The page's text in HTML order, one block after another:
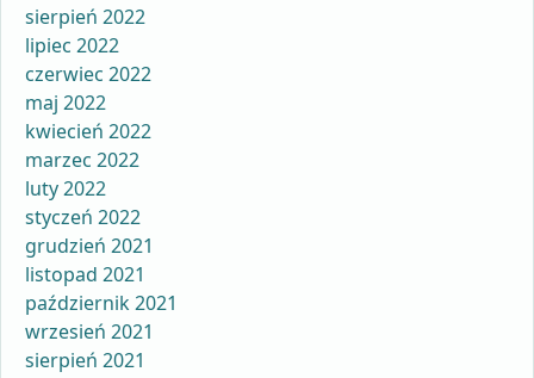
sierpień 2022
lipiec 2022
czerwiec 2022
maj 2022
kwiecień 2022
marzec 2022
luty 2022
styczeń 2022
grudzień 2021
listopad 2021
październik 2021
wrzesień 2021
sierpień 2021